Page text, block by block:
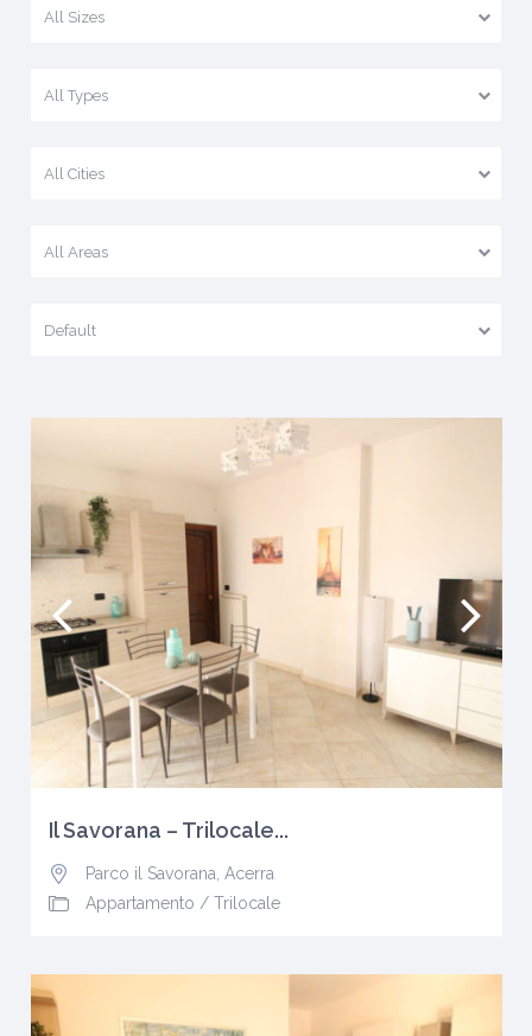
All Sizes
All Types
All Cities
All Areas
Default
Il Savorana – Trilocale...
Parco il Savorana Acerra
Appartamento / Trilocale